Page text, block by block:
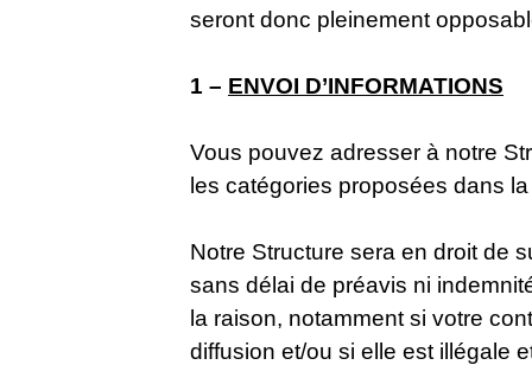
seront donc pleinement
1 – ENVOI D’INFORMATIONS
Vous pouvez adresser à notre
les catégories proposées dans
Notre Structure sera en droit de
sans délai de préavis ni
la raison, notamment si votre
diffusion et/ou si elle est illégale